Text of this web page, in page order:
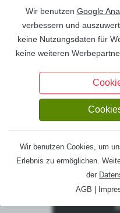
Menü
Versand & Lieferung
Callback
Sie möchten,
einfach unser
Wir benutzen Google
verbessern und
keine Nutzungsdaten für
keine weiteren
-konform
und auf
Wir benutzen Cookies, um
Erlebnis zu ermöglichen.
der
AGB